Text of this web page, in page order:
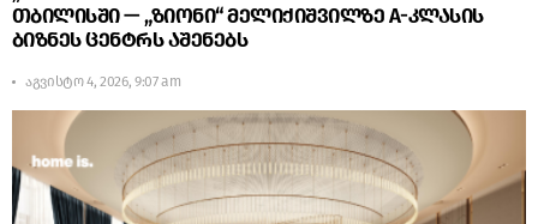
თბილისში — „ზიონი“ მელიქიშვილზე A-კლასის
ბიზნეს ცენტრს აშენებს
აგვისტო 4, 2026, 9:07 am